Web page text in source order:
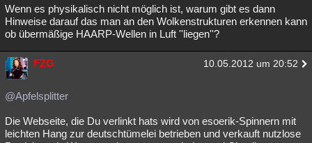
Wenn es physikalisch nicht möglich ist, warum gibt es dann
Hinweise darauf das man an den Wolkenstrukturen erkennen kann
ob übermäßige HAARP-Wellen in Luft ''liegen''?
FZG 10.05.2012 um 20:52
@Apfelsplitter
Die Webseite, die Du verlinkt hats wird von esoerik-Spinnern mit
leichten Hang zur deutschtümelei betrieben und verkauft nutzlose